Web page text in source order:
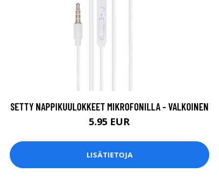
SETTY NAPPIKUULOKKEET MIKROFONILLA - VALKOINEN
5.95 EUR
LISÄTIETOJA